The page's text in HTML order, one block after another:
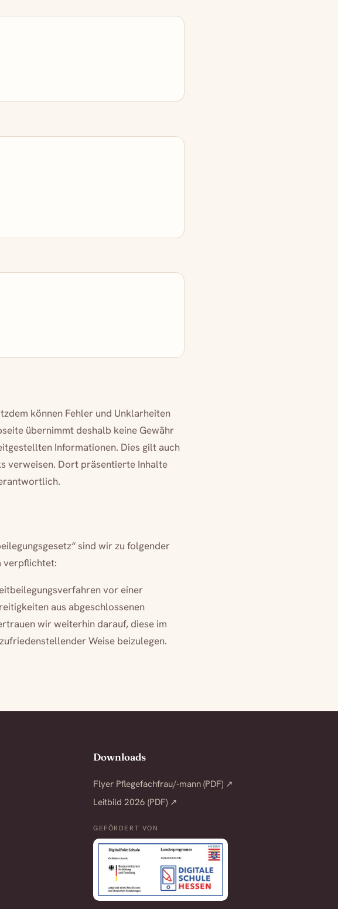
können Fehler und Unklarheiten
übernimmt deshalb keine Gewähr
Informationen. Dies gilt auch
verweisen. Dort präsentierte Inhalte
sind wir zu folgender
verpflichtet:
vor einer
aus abgeschlossenen
wir weiterhin darauf, diese im
Weise beizulegen.
Downloads
Flyer Pflegefachfrau/-mann (PDF) ↗
Leitbild 2026 (PDF) ↗
GEFÖRDERT VON